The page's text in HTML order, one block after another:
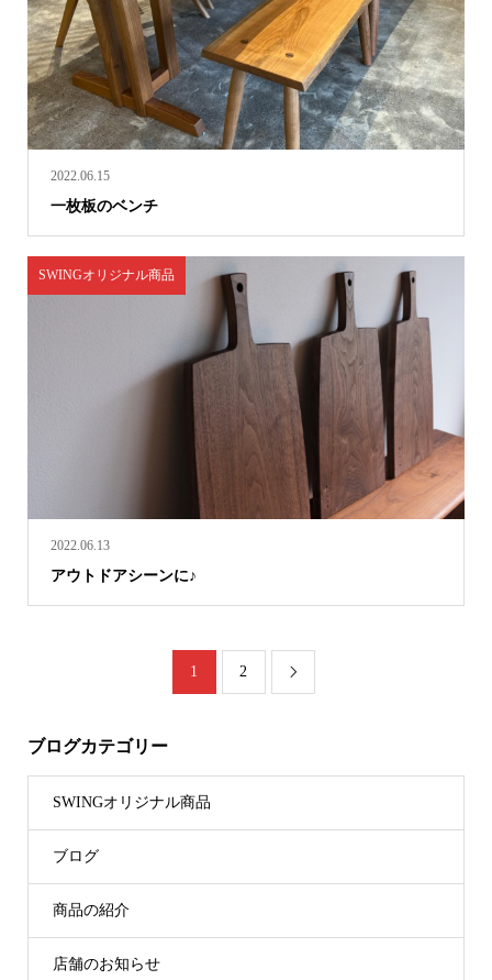
2022.06.15
一枚板のベンチ
2022.06.13
アウトドアシーンに♪
SWINGオリジナル商品
1 2 
ブログカテゴリー
SWINGオリジナル商品
ブログ
商品の紹介
店舗のお知らせ